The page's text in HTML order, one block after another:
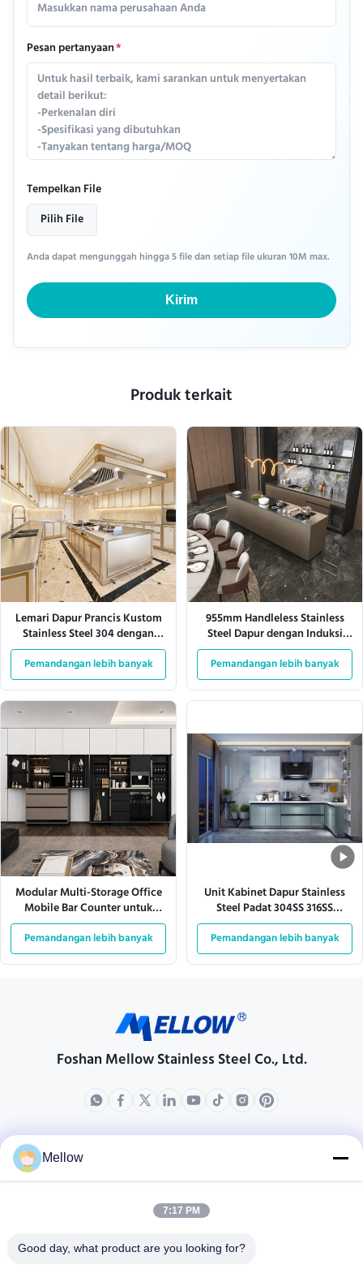
Pesan pertanyaan*
Tempelkan File
Pilih File
Anda dapat mengunggah hingga 5 file dan setiap file ukuran 10M max.
Kirim
Produk terkait
Lemari Dapur Prancis Kustom
Stainless Steel 304 dengan
Penyimpanan Besar
Pemandangan lebih banyak
955mm Handleless Stainless
Steel Dapur dengan Induksi
Hub
Pemandangan lebih banyak
Modular Multi-Storage Office
Mobile Bar Counter untuk
kantor eksekutif
Pemandangan lebih banyak
Unit Kabinet Dapur Stainless
Steel Padat 304SS 316SS
Berbentuk L
Pemandangan lebih banyak
Foshan Mellow Stainless Steel Co., Ltd.
Produk
Profil Perusahaan
Tur Pabrik
Kasus-kasus
Mellow
7:17 PM
Good day, what product are you looking for?